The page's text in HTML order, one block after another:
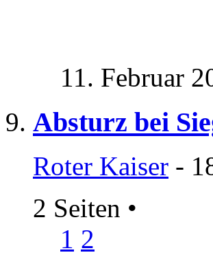
11. Februar
Absturz bei
Roter Kaiser -
2 Seiten •
1 2